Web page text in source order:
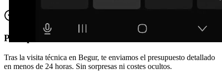
Presupuesto en 24 horas
Tras la visita técnica en Begur, te enviamos el presupuesto detallado
en menos de 24 horas. Sin sorpresas ni costes ocultos.